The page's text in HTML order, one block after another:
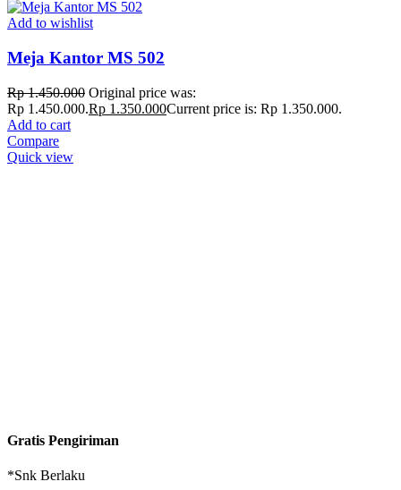
Add to wishlist
Meja Kantor MS 502
Rp1.450.000 Original price was:
Rp 1.450.000.Rp 1.350.000Current price is: Rp 1.350.000.
Add to cart
Compare
Quick view
Gratis Pengiriman
*Snk Berlaku